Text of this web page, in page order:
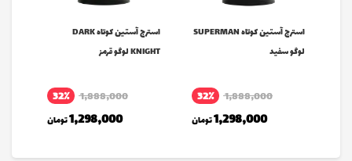
استرج آستین کوتاه SUPERMAN
لوگو سفید
1,888,000 32٪
1,298,000تومان
استرج آستین کوتاه DARK
KNIGHT لوگو قرمز
1,888,000 32٪
1,298,000تومان